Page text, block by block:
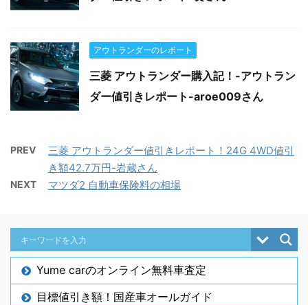
アウトランダーのレポート
三菱 アウトランダー購入記！-アウトラン
ダー値引きレポート-aroe009さん
PREV
三菱 アウトランダー値引きレポート！24G 4WD値引
き額42.7万円-岩蔵さん
NEXT マツダ2 自動車保険料の相場
Yume carのオンライン無料車査定
目標値引き額！国産車オールガイド